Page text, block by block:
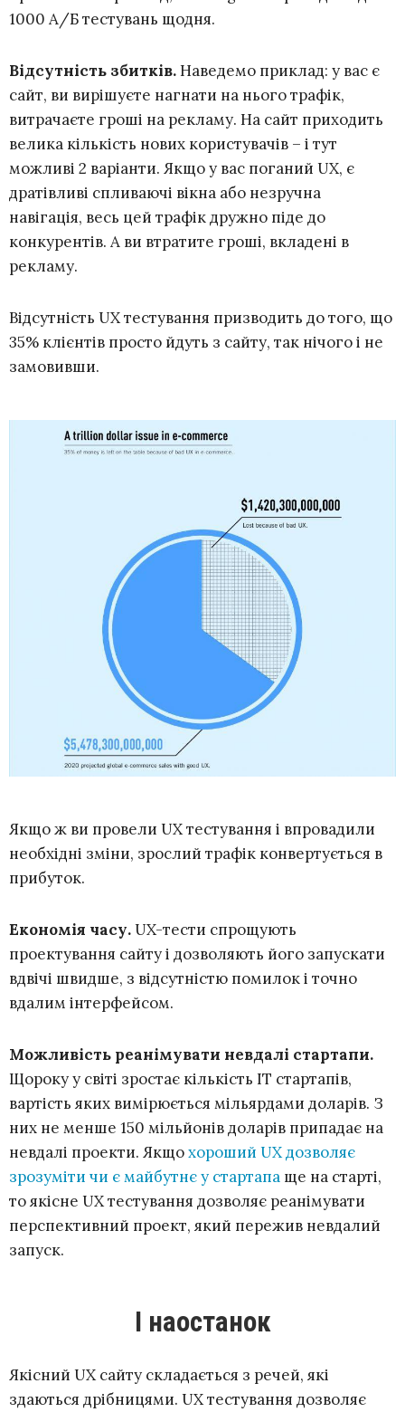
1000 А/Б тестувань щодня.
Відсутність збитків.Наведемо приклад: у вас є
сайт, ви вирішуєте нагнати на нього трафік,
витрачаєте гроші на рекламу. На сайт приходить
велика кількість нових користувачів – і тут
можливі 2 варіанти. Якщо у вас поганий UX, є
дратівливі спливаючі вікна або незручна
навігація, весь цей трафік дружно піде до
конкурентів. А ви втратите гроші, вкладені в
рекламу.
Відсутність UX тестування призводить до того, що
35% клієнтів просто йдуть з сайту, так нічого і не
замовивши.
Якщо ж ви провели UX тестування і впровадили
необхідні зміни, зрослий трафік конвертується в
прибуток.
Економія часу.UX-тести спрощують
проектування сайту і дозволяють його запускати
вдвічі швидше, з відсутністю помилок і точно
вдалим інтерфейсом.
Можливість реанімувати невдалі стартапи.
Щороку у світі зростає кількість IT стартапів,
вартість яких вимірюється мільярдами доларів. З
них не менше 150 мільйонів доларів припадає на
невдалі проекти. Якщохороший UX дозволяє
зрозуміти чи є майбутнє у стартапа ще на старті,
то якісне UX тестування дозволяє реанімувати
перспективний проект, який пережив невдалий
запуск.
І наостанок
Якісний UX сайту складається з речей, які
здаються дрібницями. UX тестування дозволяє